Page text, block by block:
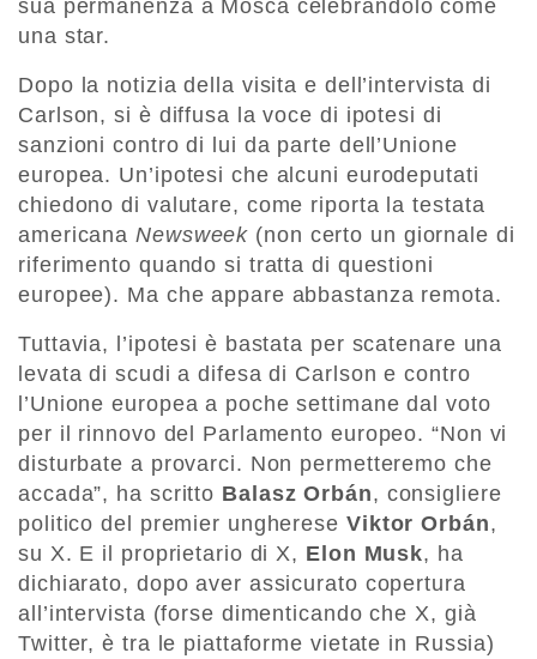
sua permanenza a Mosca celebrandolo come
una star.
Dopo la notizia della visita e dell’intervista di
Carlson, si è diffusa la voce di ipotesi di
sanzioni contro di lui da parte dell’Unione
europea. Un’ipotesi che alcuni eurodeputati
chiedono di valutare, come riporta la testata
americanaNewsweek (non certo un giornale di
riferimento quando si tratta di questioni
europee). Ma che appare abbastanza remota.
Tuttavia, l’ipotesi è bastata per scatenare una
levata di scudi a difesa di Carlson e contro
l’Unione europea a poche settimane dal voto
per il rinnovo del Parlamento europeo. “Non vi
disturbate a provarci. Non permetteremo che
accada”, ha scritto Balasz Orbán, consigliere
politico del premier ungherese Viktor Orbán,
su X. E il proprietario di X, Elon Musk, ha
dichiarato, dopo aver assicurato copertura
all’intervista (forse dimenticando che X, già
Twitter, è tra le piattaforme vietate in Russia)